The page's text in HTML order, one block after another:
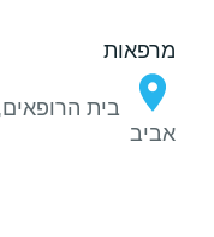
מרפאות
אביב